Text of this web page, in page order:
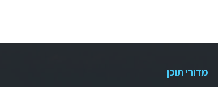
מדורי תוכן